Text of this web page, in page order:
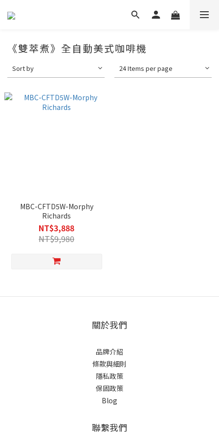
《雙萃煮》全自動美式咖啡機
Sort by 24 Items per page
MBC-CFTD5W-Morphy
Richards
NT$3,888
NT$9,980
關於我們
品牌介紹
條款與細則
隱私政策
保固政策
Blog
聯繫我們